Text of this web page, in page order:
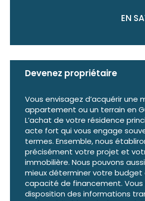
Baie-Mahault et en
commerciaux, entrepôts,
biens destinés aux entreprises.
Que vous soyez entrepreneur,
aide à trouver la solution
au développement de votre
A+ Caraïbe met son expertise et
au service de tous vos projets
Baie-Mahault et dans
Guadeloupe.
EN
Devenez propriétaire
Vous envisagez d’acquérir une
appartement ou un terrain en
L’achat de votre résidence
acte fort qui vous engage
termes. Ensemble, nous
précisément votre projet et
immobilière. Nous pouvons
mieux déterminer votre
capacité de financement. Vous
disposition des informations